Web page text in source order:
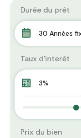
Durée du prêt
30 Années
Taux d'interêt
Prix du bien